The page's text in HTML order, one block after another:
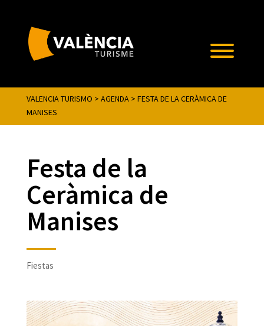
VALENCIA TURISMO > AGENDA> FESTA DE LA CERÀMICA DE
MANISES
Festa de la
Ceràmica de
Manises
Fiestas